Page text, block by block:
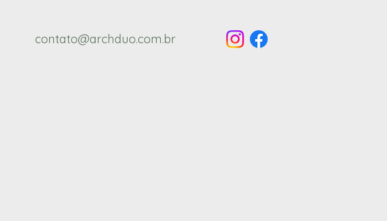
contato@archduo.com.br